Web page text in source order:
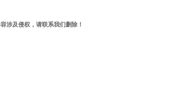
涉及侵权，请联系我们删除！